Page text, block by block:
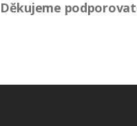
Děkujeme